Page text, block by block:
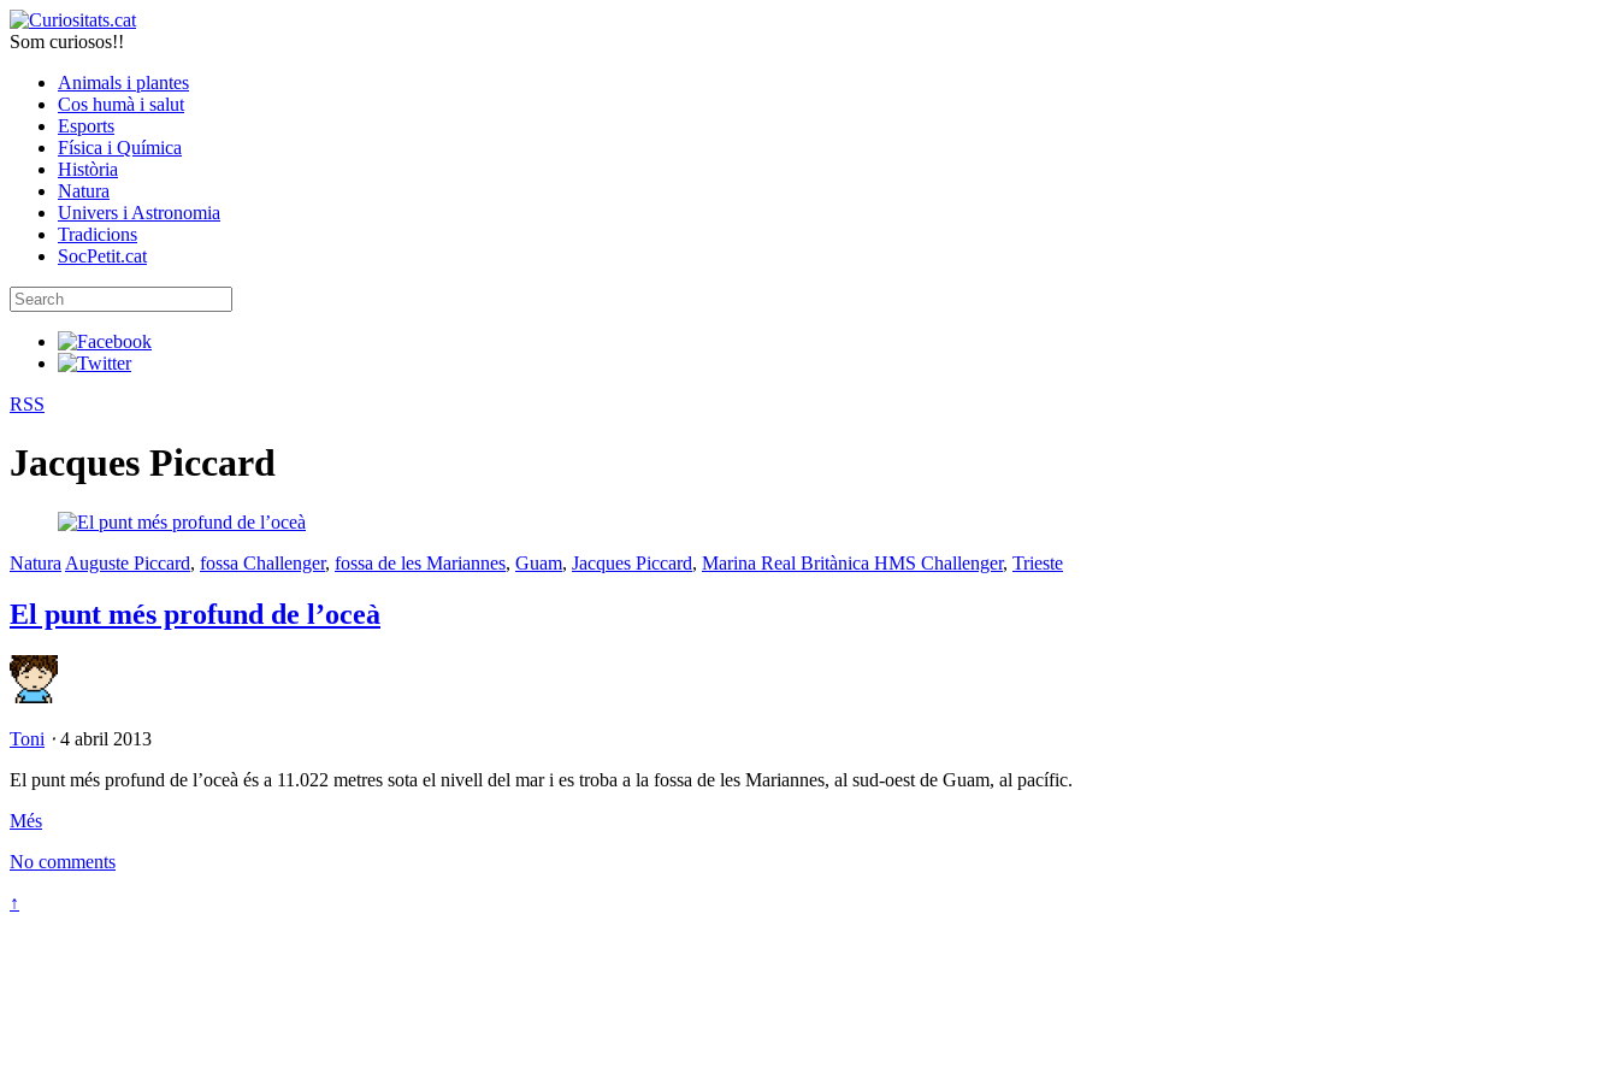
Som curiosos!!
Animals i plantes
Cos humà i salut
Esports
Física i Química
Història
Natura
Univers i Astronomia
Tradicions
SocPetit.cat
RSS
Jacques Piccard
Natura Auguste Piccard, fossa Challenger, fossa de les Mariannes, Guam, Jacques Piccard, Marina Real Britànica HMS Challenger, Trieste
El punt més profund de l’oceà
Toni ⋅ 4 abril 2013
El punt més profund de l’oceà és a 11.022 metres sota el nivell del mar i es troba a la fossa de les Mariannes, al sud-oest de Guam, al pacífic.
Més
No comments
↑